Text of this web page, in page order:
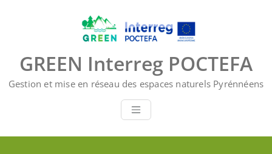
GREEN Interreg POCTEFA
Gestion et mise en réseau des espaces naturels Pyrénnéens